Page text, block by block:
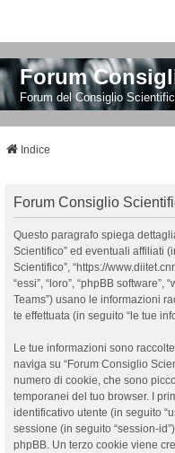
Forum
Forum del Consiglio
Indice
Forum Consiglio
Questo paragrafo spiega
Scientifico” ed eventuali affiliati
Scientifico”, “https://
“essi”, “loro”, “phpBB software”,
Teams”) usano le informazioni
te effettuata (in seguito “le tue
Le tue informazioni sono
naviga su “Forum Consiglio
numero di cookie, che sono
temporanei del tuo browser. I
identificativo utente (in seguito
sessione (in seguito “session-
phpBB. Un terzo cookie viene